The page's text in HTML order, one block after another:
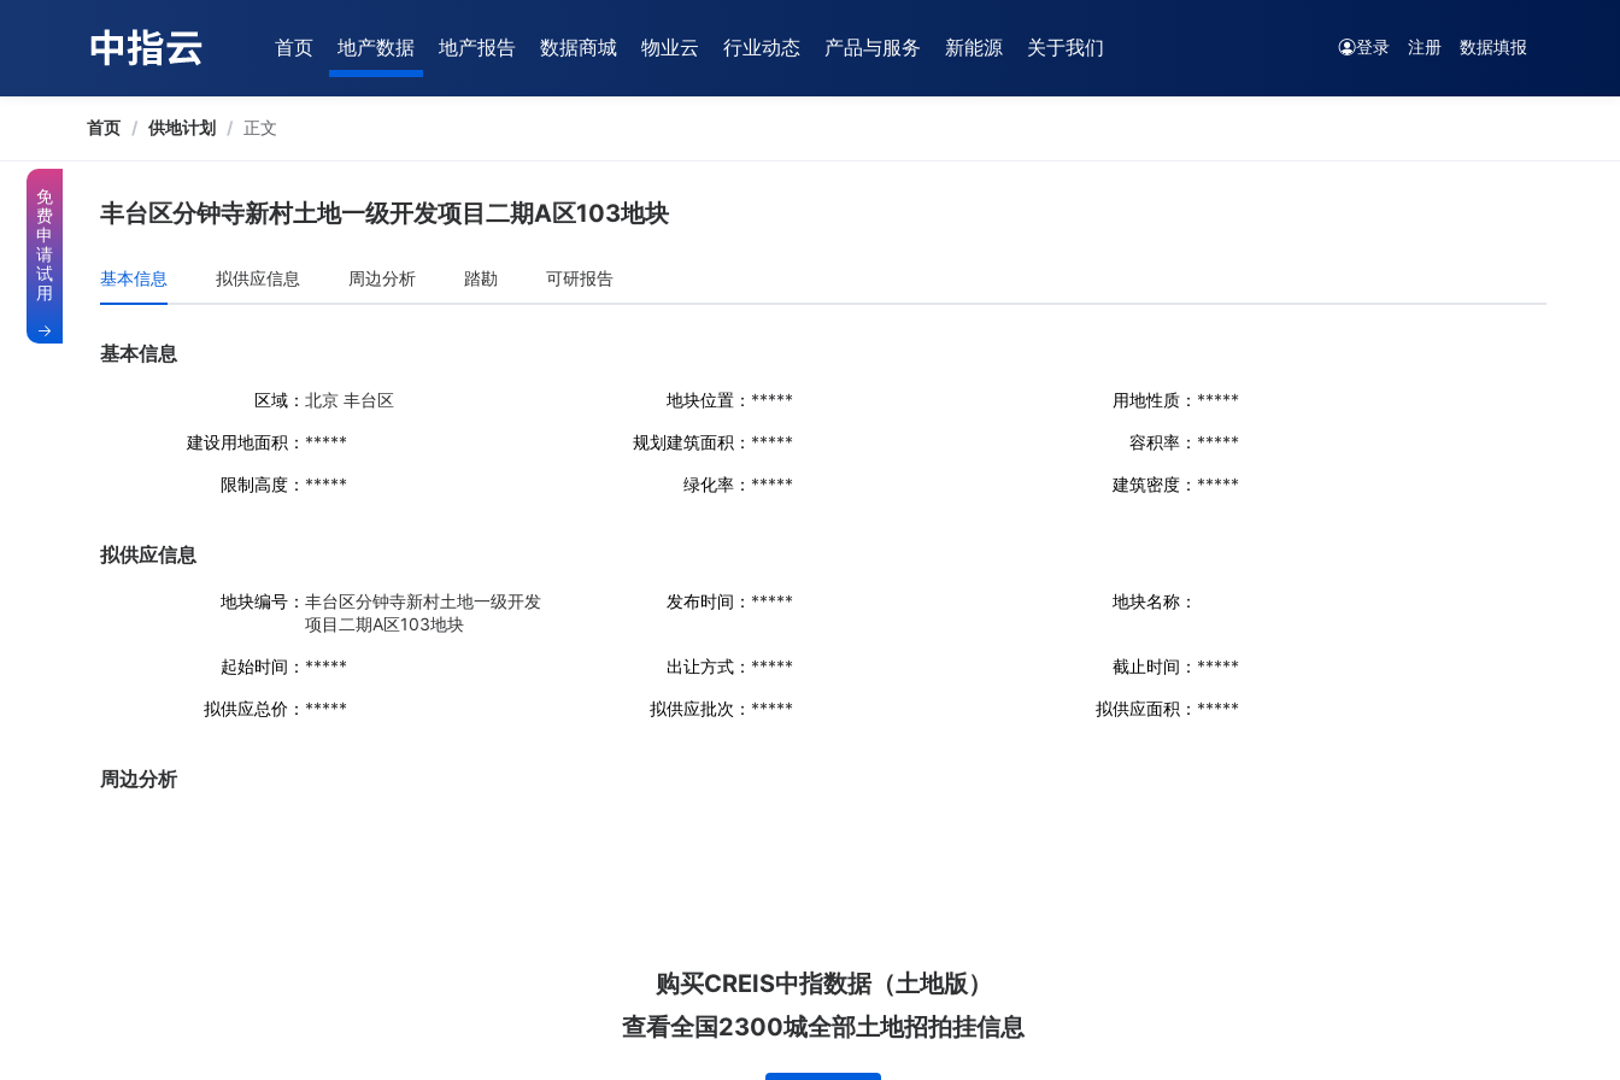
首页 地产数据 地产报告 数据商城 物业云 行业动态 产品与服务 新能源 关于我们 登录 注册 数据填报
首页 / 供地计划 / 正文
丰台区分钟寺新村土地一级开发项目二期A区103地块
基本信息 拟供应信息 周边分析 踏勘 可研报告
免
费
申
请
试
用
基本信息
区域： 北京 丰台区 地块位置： ***** 用地性质： *****
建设用地面积： ***** 规划建筑面积： ***** 容积率： *****
限制高度： ***** 绿化率： ***** 建筑密度： *****
拟供应信息
地块编号： 丰台区分钟寺新村土地一级开发
项目二期A区103地块
发布时间： ***** 地块名称：
起始时间： ***** 出让方式： ***** 截止时间： *****
拟供应总价： ***** 拟供应批次： ***** 拟供应面积： *****
周边分析
购买CREIS中指数据（土地版）
查看全国2300城全部土地招拍挂信息